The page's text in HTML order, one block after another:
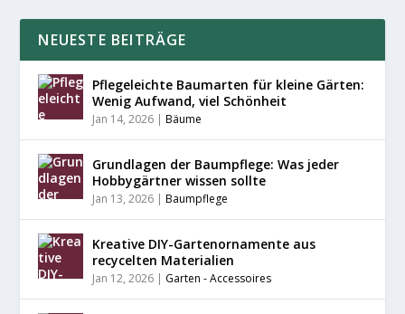
NEUESTE BEITRÄGE
Pflegeleichte Baumarten für kleine Gärten:
Wenig Aufwand, viel Schönheit
Jan 14, 2026 |Bäume
Grundlagen der Baumpflege: Was jeder
Hobbygärtner wissen sollte
Jan 13, 2026 |Baumpflege
Kreative DIY-Gartenornamente aus
recycelten Materialien
Jan 12, 2026 | Garten - Accessoires